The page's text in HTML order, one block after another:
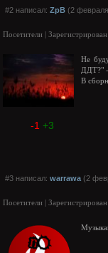
#2 написал: ZpB (2
Посетители |
Не
ДДТ?" -
В
-1 +3
#3 написал: warrawa (2
Посетители |